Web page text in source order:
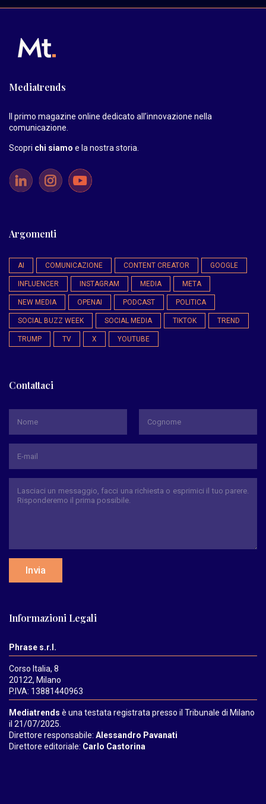
Mediatrends
Il primo magazine online dedicato all’innovazione nella
comunicazione.
Scopri chi siamo e la nostra storia
Argomenti
AI COMUNICAZIONE CONTENT CREATOR GOOGLE
INFLUENCER INSTAGRAM MEDIA META
NEW MEDIA OPENAI PODCAST POLITICA
SOCIAL BUZZ WEEK SOCIAL MEDIA TIKTOK TREND
TRUMP TV X YOUTUBE
Contattaci
Invia
Informazioni Legali
Phrase s.r.l.
Corso Italia, 8
20122, Milano
P.IVA: 13881440963
Mediatrends è una testata registrata presso il Tribunale di Milano
il 21/07/2025.
Direttore responsabile: Alessandro Pavanati
Direttore editoriale: Carlo Castorina